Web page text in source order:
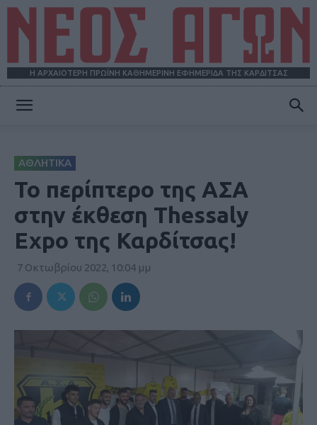
Η ΑΡΧΑΙΟΤΕΡΗ ΠΡΩΪΝΗ ΚΑΘΗΜΕΡΙΝΗ ΕΦΗΜΕΡΙΔΑ ΤΗΣ ΚΑΡΔΙΤΣΑΣ
ΑΘΛΗΤΙΚΑ
Το περίπτερο της ΑΣΑ
στην έκθεση Thessaly
Expo της Καρδίτσας!
7 Οκτωβρίου 2022, 10:04 μμ